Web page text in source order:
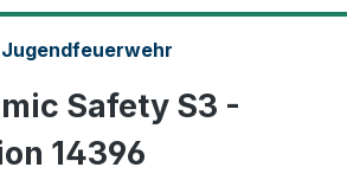
Jugendfeuerwehr
Safety S3 -
14396